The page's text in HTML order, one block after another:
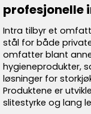
profesjonelle
Intra tilbyr et
stål for både
omfatter blant
hygieneprodukter,
løsninger for
Produktene er
slitestyrke og lang